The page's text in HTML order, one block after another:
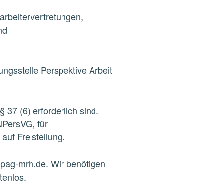
Perspektive Arbeit
37 (6) erforderlich sind.
für
Freistellung.
-mrh.de. Wir benötigen